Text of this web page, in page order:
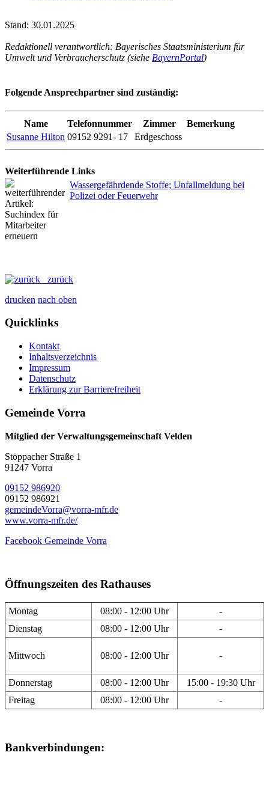
Stand: 30.01.2025
Redaktionell verantwortlich: Bayerisches Staatsministerium für
Umwelt und Verbraucherschutz (siehe BayernPortal)
Folgende Ansprechpartner sind zuständig:
Name Telefonnummer Zimmer
Bemerkung
Susanne Hilton 09152 9291- 17 Erdgeschoss
Weiterführende Links
Wassergefährdende Stoffe; Unfallmeldung bei
Polizei oder Feuerwehr
zurück
drucken nach oben
Quicklinks
Kontakt
Inhaltsverzeichnis
Impressum
Datenschutz
Erklärung zur Barrierefreiheit
Gemeinde Vorra
Mitglied der Verwaltungsgemeinschaft Velden
Stöppacher Straße 1
91247 Vorra
09152 986920
09152 986921
gemeindeVorra@vorra-mfr.de
www.vorra-mfr.de/
Facebook Gemeinde Vorra
Öffnungszeiten des Rathauses
Montag 08:00 - 12:00 Uhr
-
Dienstag
08:00 - 12:00 Uhr -
Mittwoch 08:00 - 12:00 Uhr -
Donnerstag 08:00 - 12:00 Uhr
15:00 - 19:30 Uhr
Freitag
08:00 - 12:00 Uhr -
Bankverbindungen: